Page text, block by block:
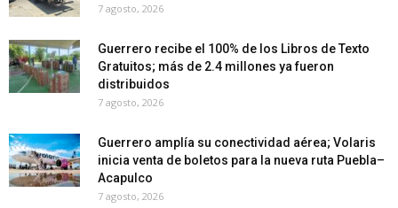
7 agosto, 2026
Guerrero recibe el 100% de los Libros de Texto
Gratuitos; más de 2.4 millones ya fueron
distribuidos
7 agosto, 2026
Guerrero amplía su conectividad aérea; Volaris
inicia venta de boletos para la nueva ruta Puebla–
Acapulco
7 agosto, 2026